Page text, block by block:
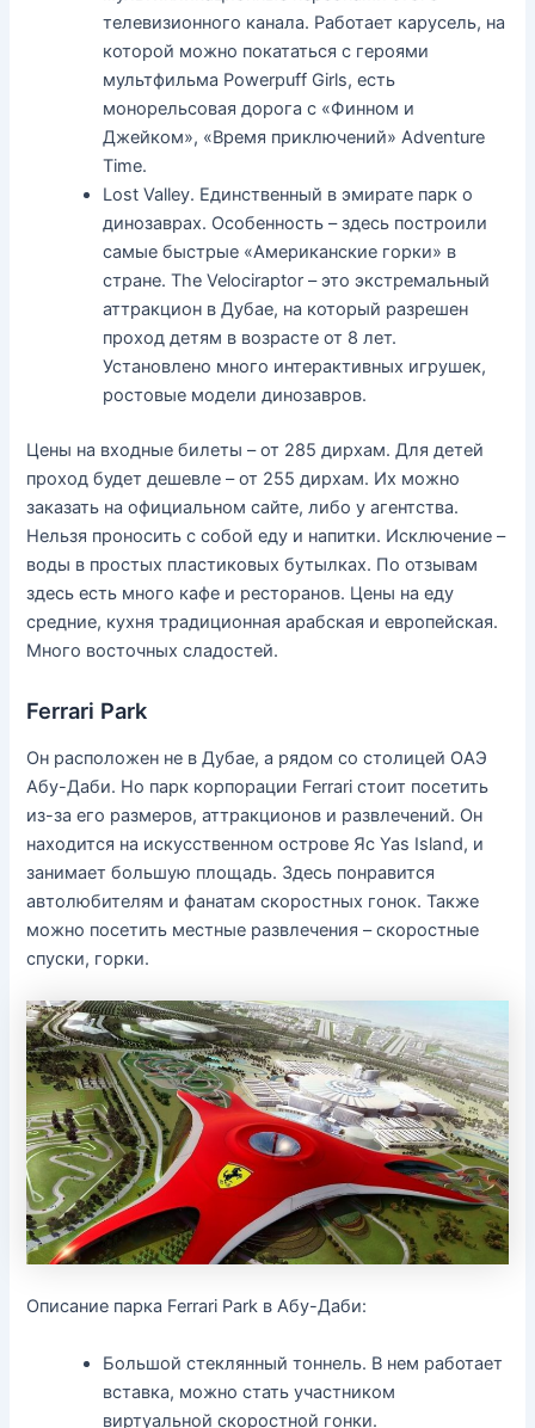
телевизионного канала. Работает карусель, на
которой можно покататься с героями
мультфильма Powerpuff Girls, есть
монорельсовая дорога с «Финном и
Джейком», «Время приключений» Adventure
Time.
Lost Valley. Единственный в эмирате парк о
динозаврах. Особенность – здесь построили
самые быстрые «Американские горки» в
стране. The Velociraptor – это экстремальный
аттракцион в Дубае, на который разрешен
проход детям в возрасте от 8 лет.
Установлено много интерактивных игрушек,
ростовые модели динозавров.
Цены на входные билеты – от 285 дирхам. Для детей
проход будет дешевле – от 255 дирхам. Их можно
заказать на официальном сайте, либо у агентства.
Нельзя проносить с собой еду и напитки. Исключение –
воды в простых пластиковых бутылках. По отзывам
здесь есть много кафе и ресторанов. Цены на еду
средние, кухня традиционная арабская и европейская.
Много восточных сладостей.
Ferrari Park
Он расположен не в Дубае, а рядом со столицей ОАЭ
Абу-Даби. Но парк корпорации Ferrari стоит посетить
из-за его размеров, аттракционов и развлечений. Он
находится на искусственном острове Яс Yas Island, и
занимает большую площадь. Здесь понравится
автолюбителям и фанатам скоростных гонок. Также
можно посетить местные развлечения – скоростные
спуски, горки.
Описание парка Ferrari Park в Абу-Даби:
Большой стеклянный тоннель. В нем работает
вставка, можно стать участником
виртуальной скоростной гонки.